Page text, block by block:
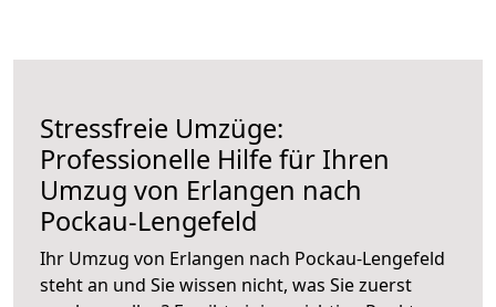
Stressfreie Umzüge:
Professionelle Hilfe für Ihren
Umzug von Erlangen nach
Pockau-Lengefeld
Ihr Umzug von Erlangen nach Pockau-Lengefeld
steht an und Sie wissen nicht, was Sie zuerst